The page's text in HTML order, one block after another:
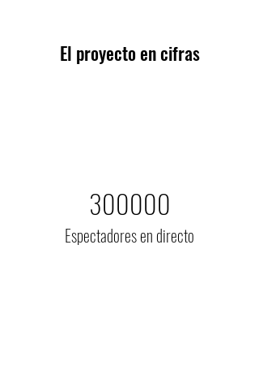
El proyecto en cifras
300000
Espectadores en directo